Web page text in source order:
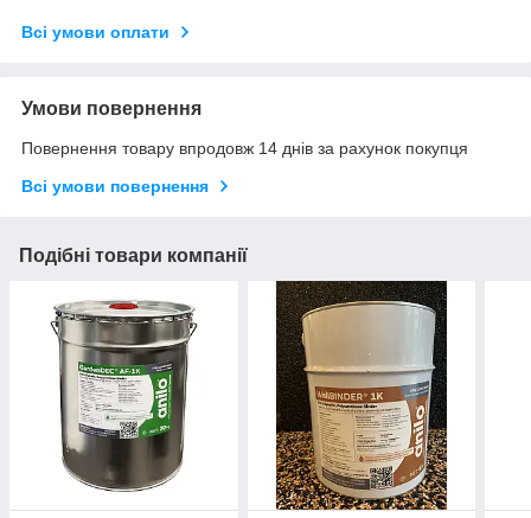
Всі умови оплати
Умови повернення
Повернення товару впродовж 14 днів за рахунок покупця
Всі умови повернення
Подібні товари компанії